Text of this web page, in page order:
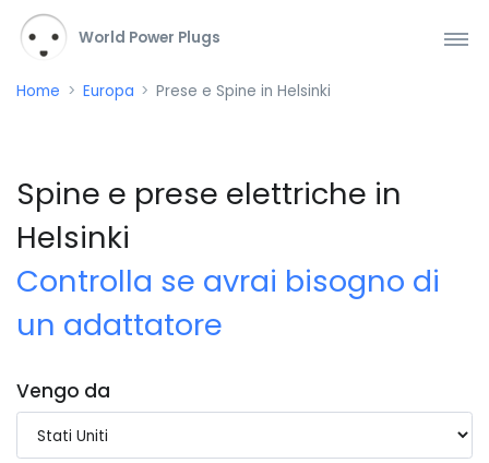
World Power Plugs
Home Europa Prese e Spine in Helsinki
Spine e prese elettriche in
Helsinki
Controlla se avrai bisogno di
un adattatore
Vengo da